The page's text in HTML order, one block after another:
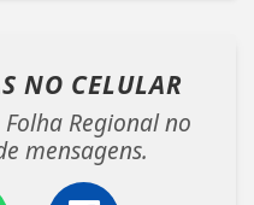
NO CELULAR
Regional no
mensagens.